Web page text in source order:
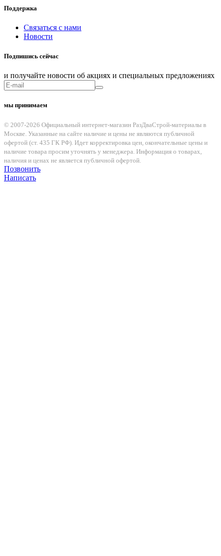
Поддержка
Связаться с нами
Новости
Подпишись сейчас
и получайте новости об акциях и специальных предложениях
мы принимаем
© 2007-2026 Официальный интернет-магазин РазДваСтрой-материалы в
Москве. Указанные на сайте наличие и цены не являются публичной
офертой (ст. 435 ГК РФ). Идет корректировка цен, окончательные цены и
наличие товара просим уточнять у менеджера. Информация о товарах,
наличия и ценах не является публичной офертой.
Позвонить
Написать